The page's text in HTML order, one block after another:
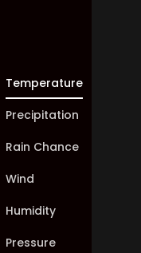
Temperature
Precipitation
Rain Chance
Wind
Humidity
Pressure